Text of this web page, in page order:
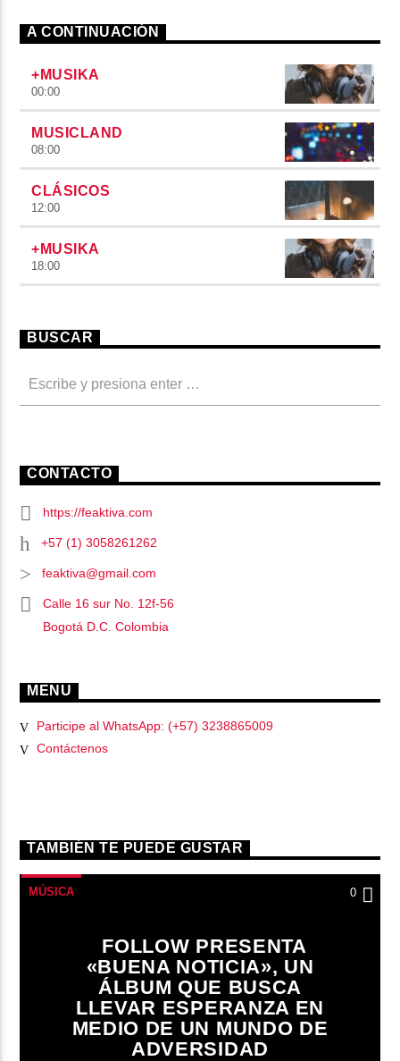
A CONTINUACIÓN
+MUSIKA
00:00
MUSICLAND
08:00
CLÁSICOS
12:00
+MUSIKA
18:00
BUSCAR
CONTACTO
https://feaktiva.com
+57 (1) 3058261262
feaktiva@gmail.com
Calle 16 sur No. 12f-56
Bogotá D.C. Colombia
MENU
Participe al WhatsApp: (+57) 3238865009
Contáctenos
TAMBIÉN TE PUEDE GUSTAR
MÚSICA 0
FOLLOW PRESENTA
«BUENA NOTICIA», UN
ÁLBUM QUE BUSCA
LLEVAR ESPERANZA EN
MEDIO DE UN MUNDO DE
ADVERSIDAD